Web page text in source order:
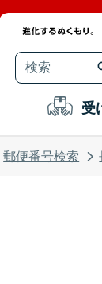
受
郵便番号検索